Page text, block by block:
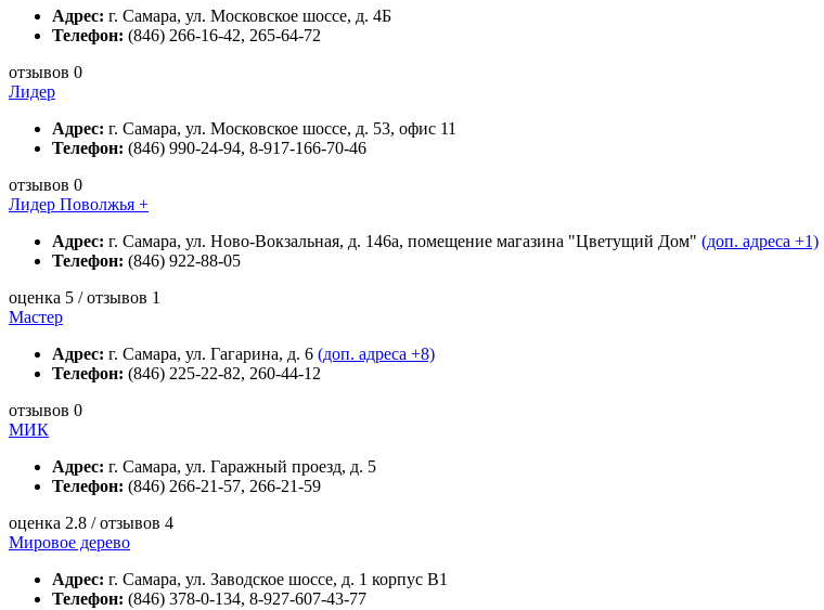
Адрес: г. Самара, ул. Московское шоссе, д. 4Б
Телефон: (846) 266-16-42, 265-64-72
отзывов 0
Лидер
Адрес: г. Самара, ул. Московское шоссе, д. 53, офис 11
Телефон: (846) 990-24-94, 8-917-166-70-46
отзывов 0
Лидер Поволжья +
Адрес: г. Самара, ул. Ново-Вокзальная, д. 146а, помещение магазина "Цветущий Дом" (доп. адреса +1)
Телефон: (846) 922-88-05
оценка 5 / отзывов 1
Мастер
Адрес: г. Самара, ул. Гагарина, д. 6 (доп. адреса +8)
Телефон: (846) 225-22-82, 260-44-12
отзывов 0
МИК
Адрес: г. Самара, ул. Гаражный проезд, д. 5
Телефон: (846) 266-21-57, 266-21-59
оценка 2.8 / отзывов 4
Мировое дерево
Адрес: г. Самара, ул. Заводское шоссе, д. 1 корпус В1
Телефон: (846) 378-0-134, 8-927-607-43-77